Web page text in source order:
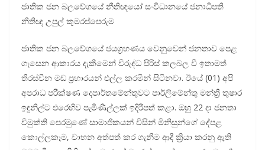
ජාතික ජන බලවේගයේ නීතිඥයෝ සංවිධානයේ ජනාධිපති
නීතිඥ උපුල් කුමරප්පෙරුම
ජාතික ජන බලවේගයේ ජයග්‍රහණය වෙනුවෙන් ජනතාව පෙළ
ගැසෙන ආකාරය දැකීමෙන් විරුද්ධ පිරිස් කලබල වී ඉතාමත්
තිරස්චීන මඩ ප්‍රහාරයන් එල්ල කරමින් සිටිනවා. ඊයේ (01) අපි
අපරාධ පරීක්ෂණ දෙපාර්තමේන්තුවට පාර්ලිමේන්තු මන්ත්‍රී තුෂාර
ඉඳුනිල්ට එරෙහිව පැමිණිල්ලක් ඉදිරිපත් කළා. ඔහු 22 දා ජනතා
විමුක්ති පෙරමුණේ සාමාජිකයන් විසින් මිනිසුන්ගේ දේපළ
කොල්ලකෑම, වාහන අත්පත් කර ගැනීම ආදී ක්‍රියා කරනු ඇති